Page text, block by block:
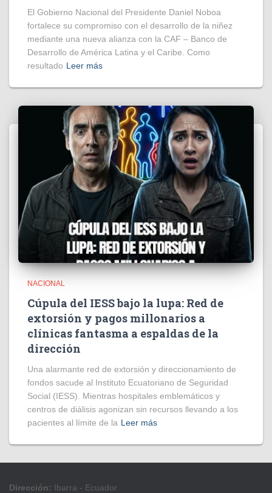
El Gobierno Nacional del Presidente Daniel Noboa
fortalece su compromiso con el desarrollo de la niñez
mediante una nueva alianza con la CAF – Banco de
Desarrollo de América Latina y el Caribe. Como
resultado Leer más
NACIONAL
Cúpula del IESS bajo la lupa: Red de
extorsión y pagos millonarios a
clínicas fantasma a espaldas de la
dirección
​Una alarmante red de extorsión y direccionamiento de
fondos sacude al Instituto Ecuatoriano de Seguridad
Social (IESS). Mientras hospitales emblemáticos y
centros de diálisis agonizan sin recursos llevando a los
pacientes al límite de la Leer más
Dirección: Ibarra - Ecuador